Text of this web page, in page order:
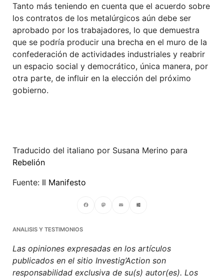
Tanto más teniendo en cuenta que el acuerdo sobre
los contratos de los metalúrgicos aún debe ser
aprobado por los trabajadores, lo que demuestra
que se podría producir una brecha en el muro de la
confederación de actividades industriales y reabrir
un espacio social y democrático, única manera, por
otra parte, de influir en la elección del próximo
gobierno.
Traducido del italiano por Susana Merino para
Rebelión
Fuente: Il Manifesto
Facebook
ANALISIS Y TESTIMONIOS
Las opiniones expresadas en los artículos
publicados en el sitio Investig’Action son
responsabilidad exclusiva de su(s) autor(es). Los